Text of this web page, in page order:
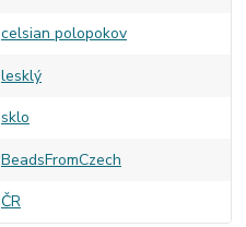
celsian polopokov
lesklý
sklo
BeadsFromCzech
ČR